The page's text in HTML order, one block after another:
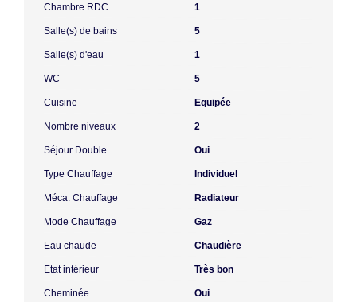
Chambre RDC 1
Salle(s) de bains 5
Salle(s) d'eau 1
WC 5
Cuisine Equipée
Nombre niveaux 2
Séjour Double Oui
Type Chauffage Individuel
Méca. Chauffage Radiateur
Mode Chauffage Gaz
Eau chaude Chaudière
Etat intérieur Très bon
Cheminée Oui